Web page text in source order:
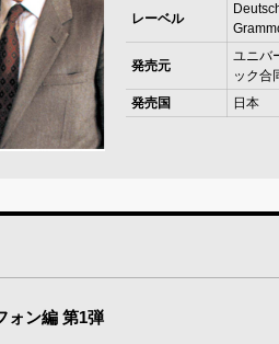
レーベル
発売元
ユニバ
ック合
発売国
日本
ォン編 第1弾